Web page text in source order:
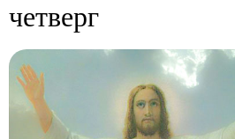
четверг